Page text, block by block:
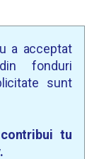
a acceptat
fonduri
sunt
tu